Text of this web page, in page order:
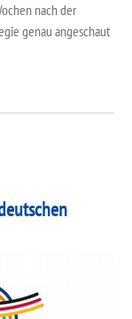
nach der
genau angeschaut